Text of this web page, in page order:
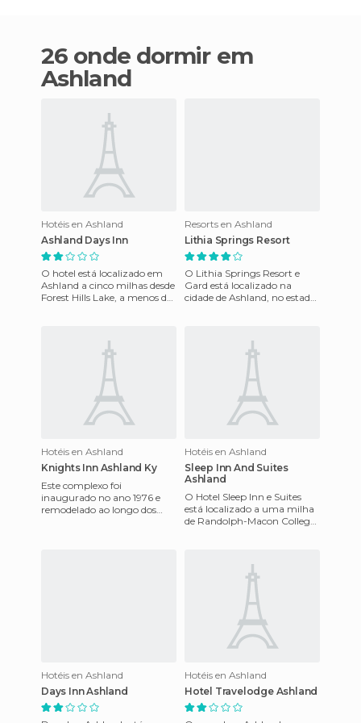
26 onde dormir em
Ashland
Hotéis en Ashland
Ashland Days Inn
O hotel está localizado em
Ashland a cinco milhas desde
Forest Hills Lake, a menos de
Resorts en Ashland
Lithia Springs Resort
O Lithia Springs Resort e
Gard está localizado na
cidade de Ashland, no estado
Hotéis en Ashland
Knights Inn Ashland Ky
Este complexo foi
inaugurado no ano 1976 e
remodelado ao longo dos
Hotéis en Ashland
Sleep Inn And Suites
Ashland
O Hotel Sleep Inn e Suites
está localizado a uma milha
de Randolph-Macon College,
Hotéis en Ashland
Days Inn Ashland
Hotéis en Ashland
Hotel Travelodge Ashland